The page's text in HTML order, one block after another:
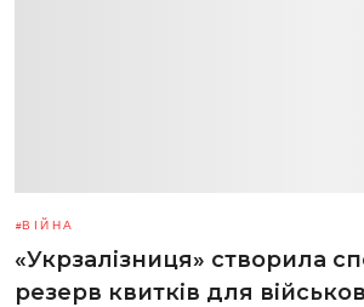
ВІЙНА
«Укрзалізниця» створила
резерв квитків для